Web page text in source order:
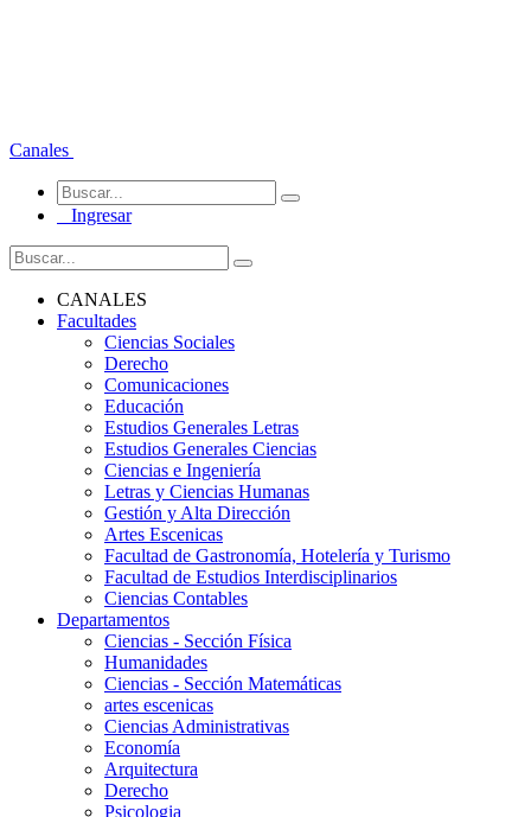
Canales
Ingresar
CANALES
Facultades
Ciencias Sociales
Derecho
Comunicaciones
Educación
Estudios Generales Letras
Estudios Generales Ciencias
Ciencias e Ingeniería
Letras y Ciencias Humanas
Gestión y Alta Dirección
Artes Escenicas
Facultad de Gastronomía, Hotelería y Turismo
Facultad de Estudios Interdisciplinarios
Ciencias Contables
Departamentos
Ciencias - Sección Física
Humanidades
Ciencias - Sección Matemáticas
artes escenicas
Ciencias Administrativas
Economía
Arquitectura
Derecho
Psicologia